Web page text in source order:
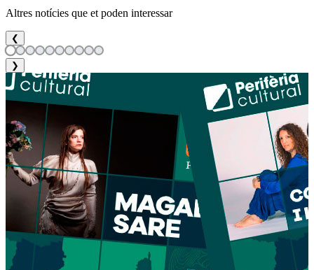
Altres notícies que et poden interessar
❮
❯